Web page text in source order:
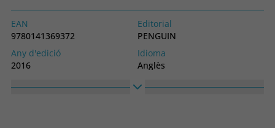
EAN
9780141369372
Editorial
PENGUIN
Any d'edició
2016
Idioma
Anglès